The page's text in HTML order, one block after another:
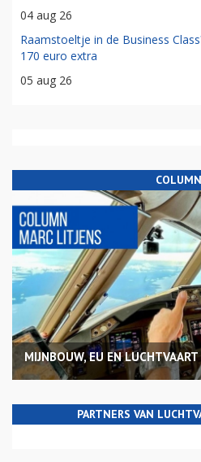
04 aug 26
Raamstoeltje in de Business
170 euro extra
05 aug 26
MIJNBOUW, EU EN LUCHTVAART
PARTNERS VAN